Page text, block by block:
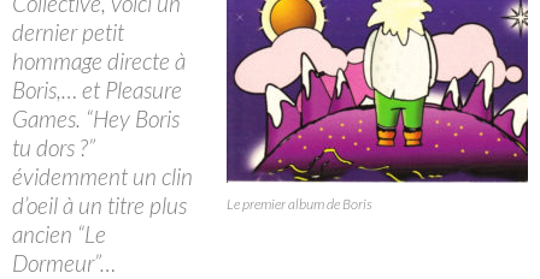
Le premier album de Boris
dernier petit
hommage directe à
Boris,… et Pleasure
Games. “Hey Boris
tu dors ?”
évidemment un clin
d’oeil à un titre plus
ancien “Le
Dormeur”…